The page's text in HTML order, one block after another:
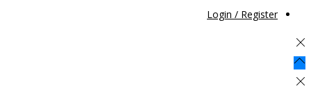
Login / Register